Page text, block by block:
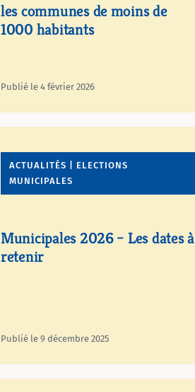
les communes de moins de
1000 habitants
Publié le 4 février 2026
ACTUALITÉS | ELECTIONS
MUNICIPALES
Municipales 2026 – Les dates à
retenir
Publié le 9 décembre 2025